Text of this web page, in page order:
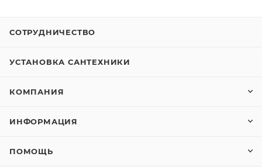
СОТРУДНИЧЕСТВО
УСТАНОВКА САНТЕХНИКИ
КОМПАНИЯ
ИНФОРМАЦИЯ
ПОМОЩЬ